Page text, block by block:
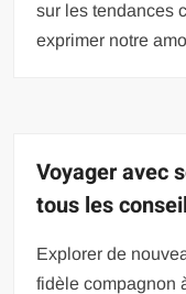
sur les tendances
exprimer notre
Voyager avec
tous les
Explorer de
fidèle compagnon